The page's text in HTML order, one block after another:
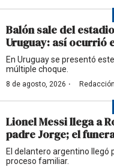
Balón sale del
Uruguay: así ocurrió
En Uruguay se presentó
múltiple choque.
8 de agosto, 2026 ·
Lionel Messi llega a
padre Jorge; el
El delantero argentino llegó
proceso familiar.